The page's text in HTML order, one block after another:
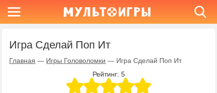
Игра Сделай Поп Ит
Главная — Игры Головоломки — Игра Сделай Поп Ит
Рейтинг: 5